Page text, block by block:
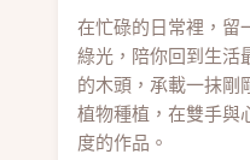
在忙碌的日常裡，留
綠光，陪你回到生活
的木頭，承載一抹剛
植物種植，在雙手與
度的作品。